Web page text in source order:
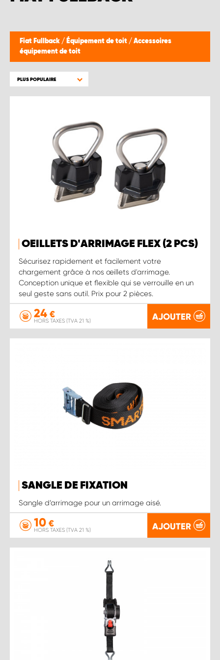
Fiat Fullback / Équipement de toit / Accessoires
équipement de toit
PLUS POPULAIRE
OEILLETS D'ARRIMAGE FLEX (2 PCS)
Sécurisez rapidement et facilement votre
chargement grâce à nos œillets d'arrimage.
Conception unique et flexible qui se verrouille en un
seul geste sans outil. Prix pour 2 pièces.
24 €
HORS TAXES (TVA 21 %) AJOUTER
SANGLE DE FIXATION
Sangle d’arrimage pour un arrimage aisé.
10 €
HORS TAXES (TVA 21 %) AJOUTER
WORK SYSTEM BRUXELLES
WORK SYSTEM LIMBURG-KEMPEN
WORK SYSTEM WEST BY PRO-VAN